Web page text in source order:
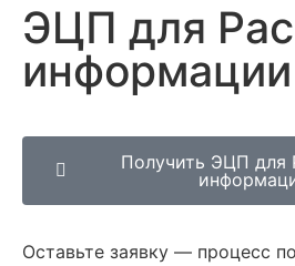
ЭЦП для
информации
Получить ЭЦП для
Оставьте заявку — процесс